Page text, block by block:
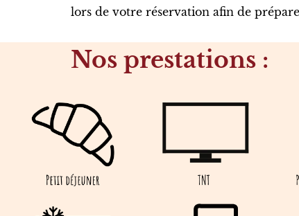
lors de votre réservation afin de
Nos prestations :